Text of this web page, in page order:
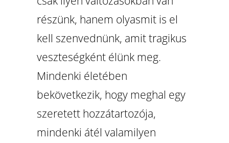
részünk, hanem olyasmit is el
kell szenvednünk, amit tragikus
veszteségként élünk meg.
Mindenki életében
bekövetkezik, hogy meghal egy
szeretett hozzátartozója,
mindenki átél valamilyen